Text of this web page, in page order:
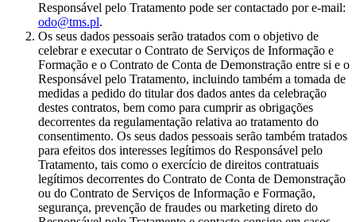
Responsável pelo Tratamento pode ser contactado por e-mail:
odo@tms.pl.
Os seus dados pessoais serão tratados com o objetivo de
celebrar e executar o Contrato de Serviços de Informação e
Formação e o Contrato de Conta de Demonstração entre si e o
Responsável pelo Tratamento, incluindo também a tomada de
medidas a pedido do titular dos dados antes da celebração
destes contratos, bem como para cumprir as obrigações
decorrentes da regulamentação relativa ao tratamento do
consentimento. Os seus dados pessoais serão também tratados
para efeitos dos interesses legítimos do Responsável pelo
Tratamento, tais como o exercício de direitos contratuais
legítimos decorrentes do Contrato de Conta de Demonstração
ou do Contrato de Serviços de Informação e Formação,
segurança, prevenção de fraudes ou marketing direto do